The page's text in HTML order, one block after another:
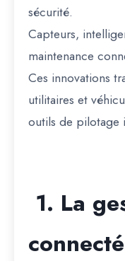
sécurité.
Capteurs,
maintenance
Ces innovations
utilitaires et
outils de pilotage
1. La